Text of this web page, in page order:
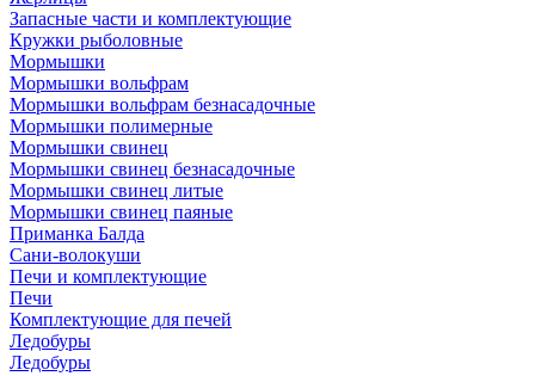
Запасные части и комплектующие
Кружки рыболовные
Мормышки
Мормышки вольфрам
Мормышки вольфрам безнасадочные
Мормышки полимерные
Мормышки свинец
Мормышки свинец безнасадочные
Мормышки свинец литые
Мормышки свинец паяные
Приманка Балда
Сани-волокуши
Печи и комплектующие
Печи
Комплектующие для печей
Ледобуры
Ледобуры